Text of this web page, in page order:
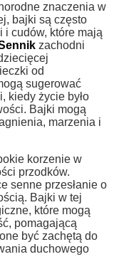
znaczenia w
bajki są często
i cudów, które mają
zachodni
od
sugerować
kiedy życie było
Bajki mogą
marzenia i
korzenie w
przodków.
senne przesłanie o
Bajki w tej
które mogą
pomagającą
być zachętą do
duchowego